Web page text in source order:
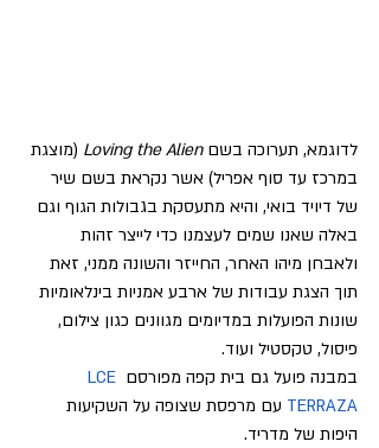
לדוגמא, תערוכה בשם Loving the Alien (מוצגת
במרכז עד סוף אפריל) אשר נקראת בשם שיר
של דיויד בואי, והיא מתעסקת בגבולות הגוף וגם
באלה שאנו שמים לעצמנו כדי לייצר זהות
ולאבחן מיהו האחר, החייזר והשונה ממני, זאת
תוך הצגת עבודות של ארבע אמניות בינלאומיות
שונות הפועלות במדיומים מגוונים כגון צילום,
פיסול, טקסטיל ועוד.
במבנה פועל גם בית קפה מפורסם LCE
TERRAZA עם מרפסת שצופה על השקיעות
היפות של מדריד.